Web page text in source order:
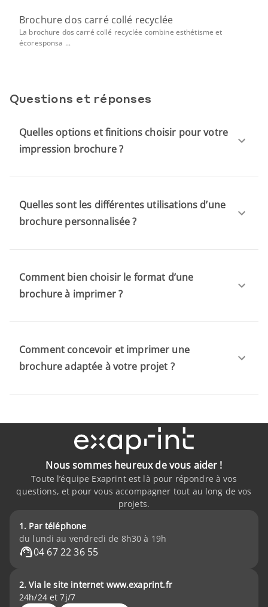
Brochure dos carré collé recyclée
La brochure dos carré collé recyclée combine esthétisme et
écoresponsa ...
Questions et réponses
Quelles options et finitions choisir pour votre
impression brochure ?
Quelles sont les différentes utilisations d’une
brochure personnalisée ?
Comment bien choisir le format d’une
brochure à imprimer ?
Comment concevoir et imprimer une
brochure adaptée à votre projet ?
Nous sommes heureux de vous aider !
Toute l’équipe Exaprint est là pour répondre à vos
questions, et pour vous accompagner tout au long de vos
projets.
1. Par téléphone
du lundi au vendredi de 8h30 à 19h
04 67 22 36 55
2. Via le site internet www.exaprint.fr
24h/24 et 7j/7